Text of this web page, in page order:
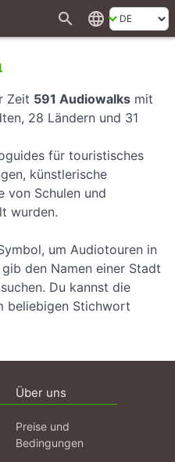
search language
Zeit 591 Audiowalks mit
28 Ländern und 31
für touristisches
künstlerische
von Schulen und
wurden.
um Audiotouren in
den Namen einer Stadt
Du kannst die
beliebigen Stichwort
Über uns
Preise und
Bedingungen